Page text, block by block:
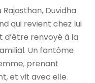
Duvidha
qui revient chez lui
d’être renvoyé à la
Un fantôme
prenant
et vit avec elle.